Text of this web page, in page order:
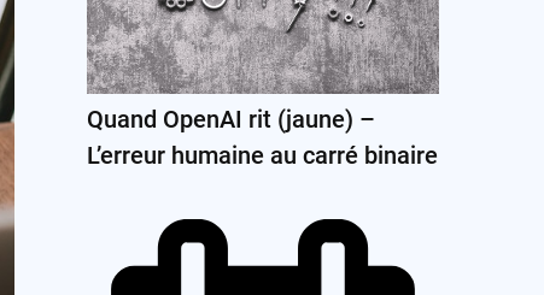
Quand OpenAI rit (jaune) –
L’erreur humaine au carré binaire